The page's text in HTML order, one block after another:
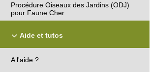
Procédure Oiseaux des Jardins (ODJ)
pour Faune Cher
Aide et tutos
A l'aide ?